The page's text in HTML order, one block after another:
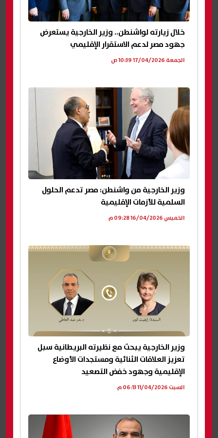
خلال زيارته لواشنطن.. وزير الخارجية يستعرض
جهود مصر لدعم الاستقرار الإقليمي
الجمعة 17/04/2026 10:39 ص
وزير الخارجية من واشنطن: مصر تدعم الحلول
السلمية للأزمات الإقليمية
الخميس 16/04/2026 09:28 م
وزير الخارجية يبحث مع نظيرته البريطانية سبل
تعزيز العلاقات الثنائية ومستجدات الأوضاع
الإقليمية وجهود خفض التصعيد
السبت 11/04/2026 06:13 م